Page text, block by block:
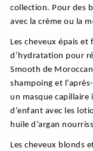
collection. Pour des
avec la crème ou la
Les cheveux épais
d’hydratation pour
Smooth de
shampoing et
un masque capillaire
d’enfant avec les
huile d’argan
Les cheveux blonds